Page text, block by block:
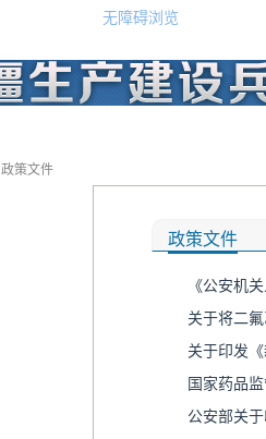
无障碍浏览
政策文件
政策文件
《公安机
关于印发
公安部关